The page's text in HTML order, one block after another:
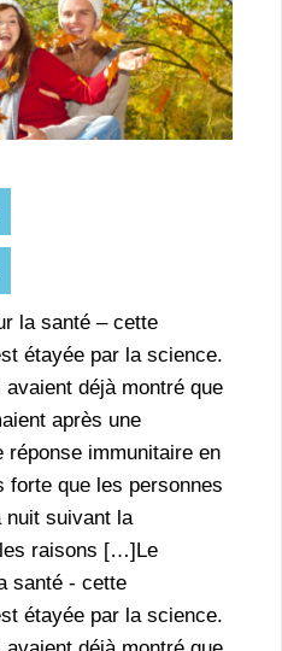
la santé – cette
étayée par la science.
déjà montré que
après une
réponse immunitaire en
forte que les personnes
nuit suivant la
raisons […]Le
santé - cette
étayée par la science.